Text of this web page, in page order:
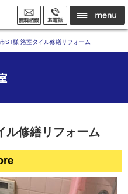
ST様 浴室タイル修繕リフォーム
ル修繕リフォーム